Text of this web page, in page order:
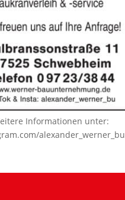
Informationen unter:
alexander_werner_bu